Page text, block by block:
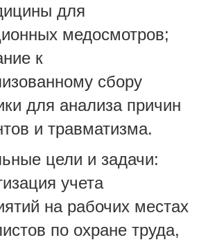
для
медосмотров;
к
сбору
для анализа причин
и травматизма.
цели и задачи:
учета
на рабочих местах
по охране труда,